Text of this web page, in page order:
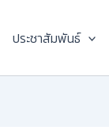
ประชาสัมพันธ์